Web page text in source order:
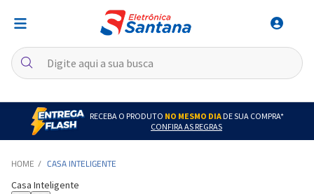
RECEBA O PRODUTO NO MESMO DIADE SUA COMPRA*
CONFIRA AS REGRAS
CASA INTELIGENTE
Casa Inteligente